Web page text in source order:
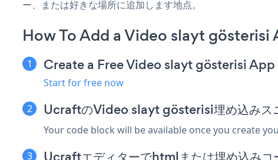
ー、または好きな場所に追加します地点。
How To Add a Video slayt gösterisi
Create a Free Video slayt gösterisi App
Start for free now
UcraftのVideo slayt gösterisi埋め込みス
Your code block will be available once you create